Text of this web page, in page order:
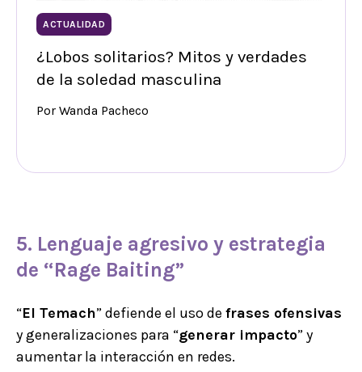
ACTUALIDAD
¿Lobos solitarios? Mitos y verdades
de la soledad masculina
Por Wanda Pacheco
5. Lenguaje agresivo y estrategia
de “Rage Baiting”
“El Temach” defiende el uso de frases ofensivas
y generalizaciones para “generar impacto” y
aumentar la interacción en redes.